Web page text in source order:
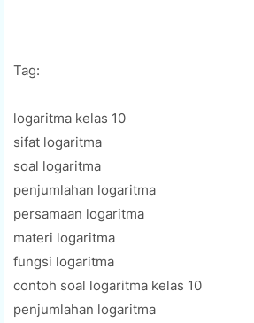
Tag:
logaritma kelas 10
sifat logaritma
soal logaritma
penjumlahan logaritma
persamaan logaritma
materi logaritma
fungsi logaritma
contoh soal logaritma kelas 10
penjumlahan logaritma